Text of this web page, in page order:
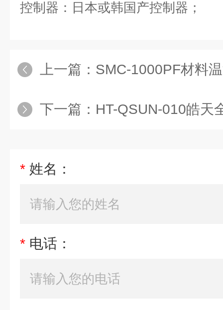
控制器：日本或韩国产控制器；
上一篇： SMC-1000PF材料
下一篇： HT-QSUN-010皓天全
* 姓名：
* 电话：